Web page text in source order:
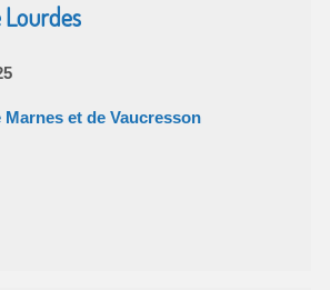
Lourdes
Marnes et de Vaucresson